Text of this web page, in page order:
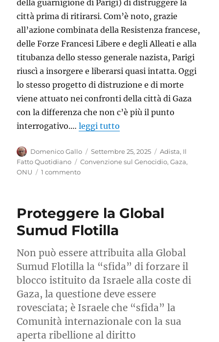
della guarnigione di Parigi) di distruggere la
città prima di ritirarsi. Com’è noto, grazie
all’azione combinata della Resistenza francese,
delle Forze Francesi Libere e degli Alleati e alla
titubanza dello stesso generale nazista, Parigi
riuscì a insorgere e liberarsi quasi intatta. Oggi
lo stesso progetto di distruzione e di morte
viene attuato nei confronti della città di Gaza
con la differenza che non c’è più il punto
interrogativo.…leggi tutto
Autore
Domenico Gallo
Pubblicato
il
Settembre 25, 2025 Categorie
Adista, Il
Fatto Quotidiano
Tag
Convenzione sul Genocidio,Gaza,
ONU
1 commentosu
Genocidio
Proteggere la Global
Sumud Flotilla
Non può essere attribuita alla Global
Sumud Flotilla la “sfida” di forzare il
blocco istituito da Israele alla coste di
Gaza, la questione deve essere
rovesciata; è Israele che “sfida” la
Comunità internazionale con la sua
aperta ribellione al diritto